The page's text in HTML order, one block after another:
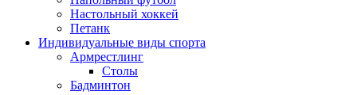
Настольный хоккей
Петанк
Индивидуальные виды спорта
Армрестлинг
Столы
Бадминтон